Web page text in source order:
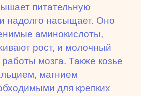
питательную
надолго насыщает. Оно
аминокислоты,
рост, и молочный
мозга. Также козье
магнием
для крепких